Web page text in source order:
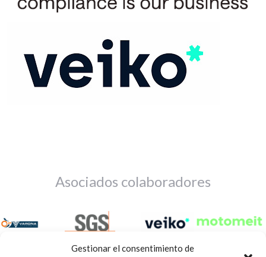
Gestionar el consentimiento de
Asociados colaboradores